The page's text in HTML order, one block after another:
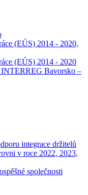
(EÚS) 2014 - 2020,
(EÚS) 2014 - 2020
Bavorsko –
integrace držitelů
v roce 2022, 2023,
společnosti